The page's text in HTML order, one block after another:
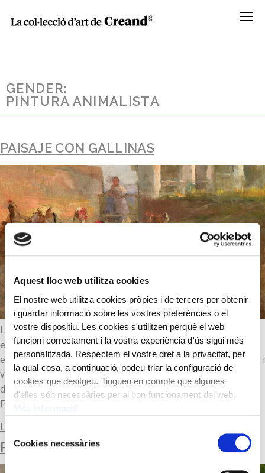
Aquest lloc web utilitza cookies
El nostre web utilitza cookies pròpies i de tercers per obtenir
i guardar informació sobre les vostres preferències o el
vostre dispositiu. Les cookies s'utilitzen perquè el web
funcioni correctament i la vostra experiència d'ús sigui més
personalitzada. Respectem el vostre dret a la privacitat, per
la qual cosa, a continuació, podeu triar la configuració de
cookies que desitgeu. Tingueu en compte que algunes
d'elles són necessàries per al bon funcionament del web.
Selecció
deCookies necessàries
Menú
GENDER:
PINTURA ANIMALISTA
PAISAJE CON GALLINAS
La seva obra queda emmarcada dins del realisme català, però
els últims vint anys de la seva trajectòria experimentà una
evolució amb voluntat de modernització. Va fer estada a Roma i
viatjà a París, i visità les grans exposicions internacionals en
diverses ocasions, que el van preparar per a la modernitat.
Paisaje con gallinas i […]
Llegir-ne més
PAISAJE CON PALOMAS